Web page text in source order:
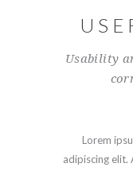
Usability
Lorem
adipiscing elit.